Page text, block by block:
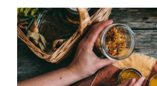
GRAND
MÈRE
POUR
SOULAGER
LES
MAUX
AVEC